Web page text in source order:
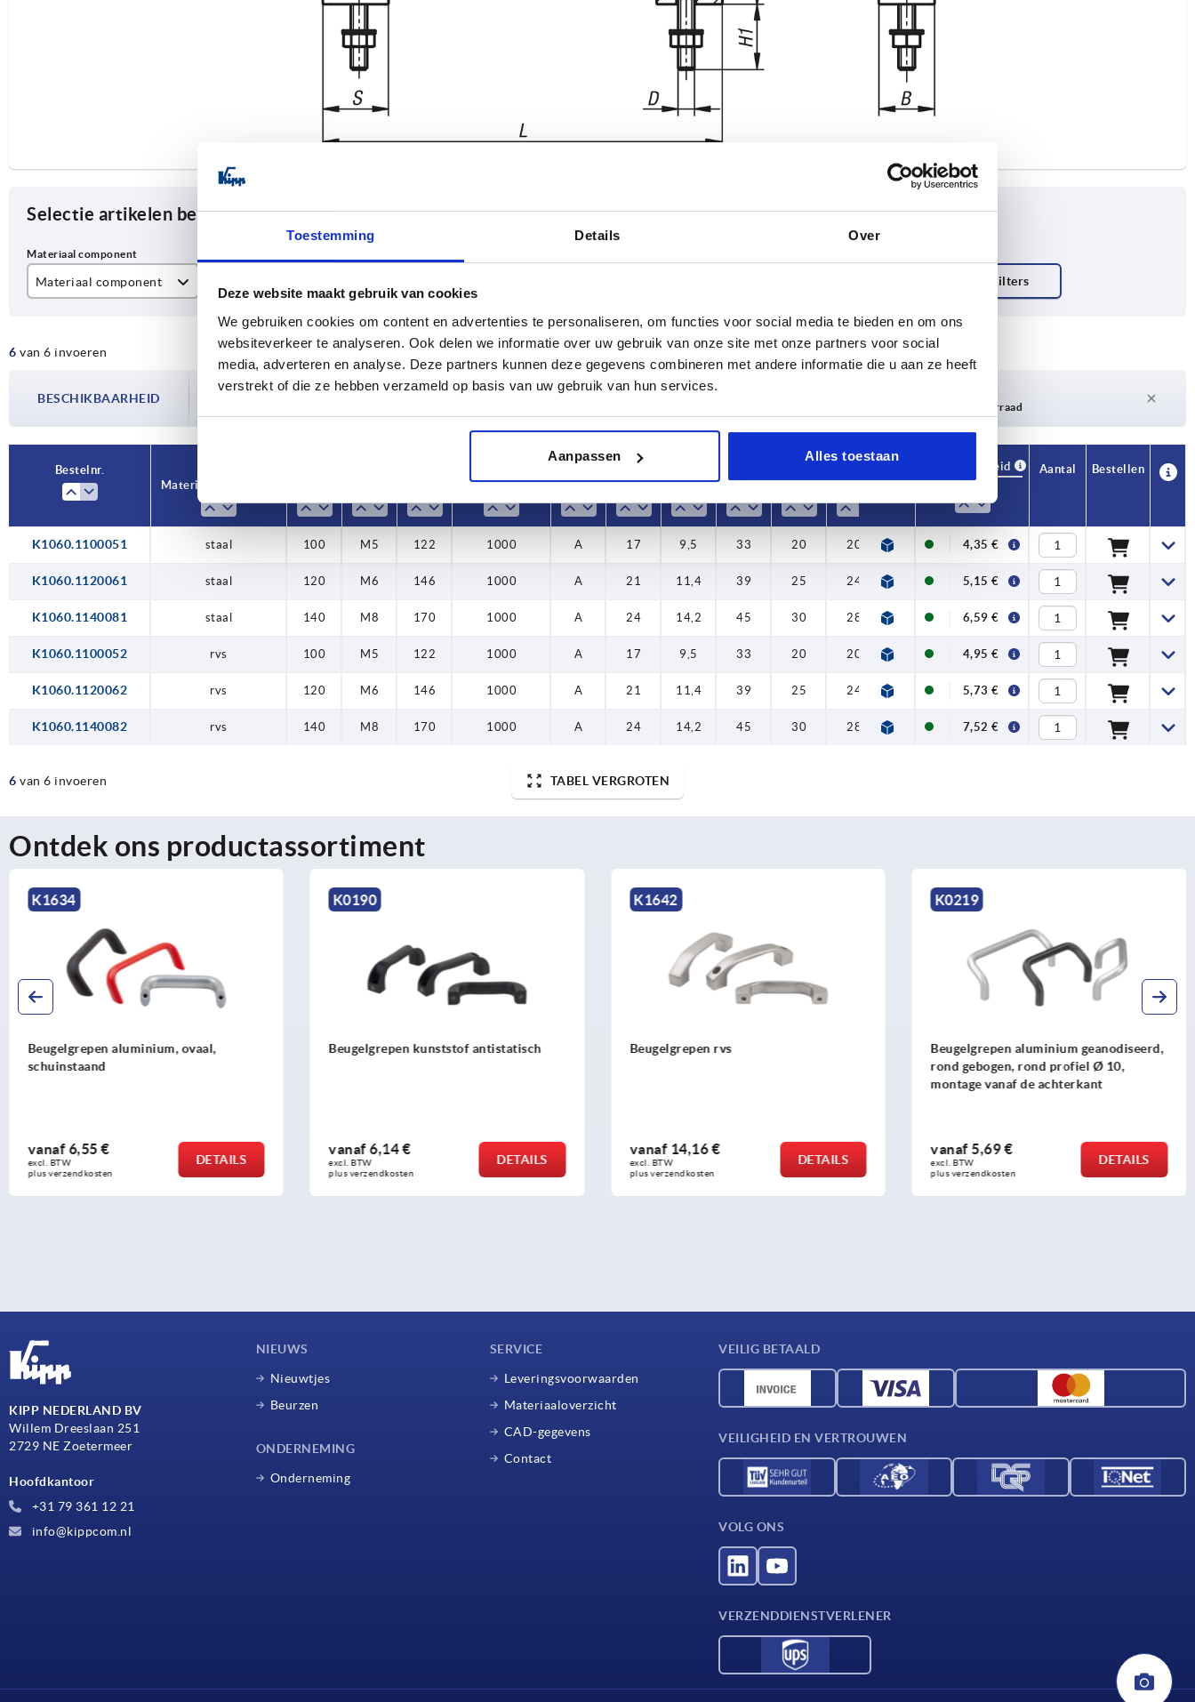
Toestemming Details Over
Deze website maakt gebruik van cookies
We gebruiken cookies om content en advertenties te personaliseren, om functies voor social media te bieden en om ons
websiteverkeer te analyseren. Ook delen we informatie over uw gebruik van onze site met onze partners voor social
media, adverteren en analyse. Deze partners kunnen deze gegevens combineren met andere informatie die u aan ze heeft
verstrekt of die ze hebben verzameld op basis van uw gebruik van hun services.
Aanpassen Alles toestaan
Selectie artikelen begrenzen
Materiaal component
staal
100
140
M5
M8
122
170
1000
6 van 6 invoeren TABEL VERGROTEN
BESCHIKBAARHEID
De beschikbaarheid wordt meerdere keren per dag met regelmatige tussenpozen
over de bevestigde verzenddatum.
Momenteel niet op voorraad
Bestelnr.
Materiaal component
Draagkracht N Vorm B C
Beschikbaarheid
Aantal Bestellen
K1060.1100051 staal 100 M5 122 1000 A 17 9,5 33 20 20 4,35 €
K1060.1120061 staal 120 M6 146 1000 A 21 11,4 39 25 24 5,15 €
K1060.1140081 staal 140 M8 170 1000 A 24 14,2 45 30 28 6,59 €
K1060.1100052 rvs 100 M5 122 1000 A 17 9,5 33 20 20 4,95 €
K1060.1120062 rvs 120 M6 146 1000 A 21 11,4 39 25 24 5,73 €
K1060.1140082 rvs 140 M8 170 1000 A 24 14,2 45 30 28 7,52 €
6 van 6 invoeren TABEL VERGROTEN
Ontdek ons productassortiment
K0190
Beugelgrepen kunststof antistatisch
vanaf6,14 €
excl. BTW
plus verzendkosten
DETAILS
K1642
Beugelgrepen rvs
vanaf14,16 €
excl. BTW
plus verzendkosten
DETAILS
K0219
Beugelgrepen aluminium geanodiseerd,
vanaf 5,69 €
excl. BTW
plus verzendkosten
DETAILS
K0244
Afdekkappen kunststof voor
beugelgrepen gebogen
vanaf 1,19 €
excl. BTW
plus verzendkosten
DETAILS
KIPP NEDERLAND BV
Willem Dreeslaan 251
2729 NE Zoetermeer
Hoofdkantoor
+31 79 361 12 21
info@kippcom.nl
NIEUWS
Nieuwtjes
Beurzen
ONDERNEMING
Onderneming
SERVICE
Leveringsvoorwaarden
Materiaaloverzicht
CAD-gegevens
Contact
VEILIG BETAALD
VEILIGHEID EN VERTROUWEN
VOLG ONS
VERZENDDIENSTVERLENER